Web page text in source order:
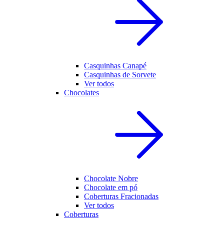
Casquinhas Canapé
Casquinhas de Sorvete
Ver todos
Chocolates
Chocolate Nobre
Chocolate em pó
Coberturas Fracionadas
Ver todos
Coberturas